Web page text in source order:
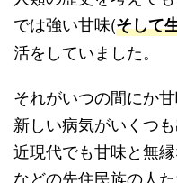
では強い甘味(そして
活をしていました。
それがいつの間にか
新しい病気がいくつ
近現代でも甘味と無
などの先住民族の人